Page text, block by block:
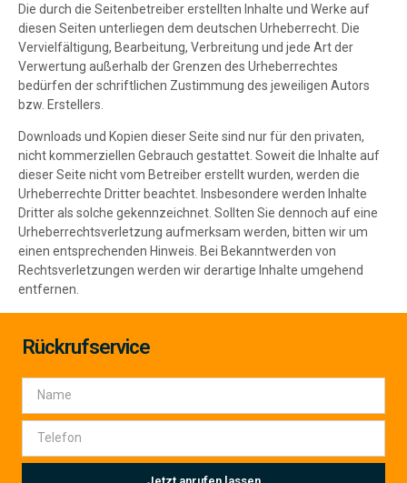
Die durch die Seitenbetreiber erstellten Inhalte und Werke auf
diesen Seiten unterliegen dem deutschen Urheberrecht. Die
Vervielfältigung, Bearbeitung, Verbreitung und jede Art der
Verwertung außerhalb der Grenzen des Urheberrechtes
bedürfen der schriftlichen Zustimmung des jeweiligen Autors
bzw. Erstellers.
Downloads und Kopien dieser Seite sind nur für den privaten,
nicht kommerziellen Gebrauch gestattet. Soweit die Inhalte auf
dieser Seite nicht vom Betreiber erstellt wurden, werden die
Urheberrechte Dritter beachtet. Insbesondere werden Inhalte
Dritter als solche gekennzeichnet. Sollten Sie dennoch auf eine
Urheberrechtsverletzung aufmerksam werden, bitten wir um
einen entsprechenden Hinweis. Bei Bekanntwerden von
Rechtsverletzungen werden wir derartige Inhalte umgehend
entfernen.
Rückrufservice